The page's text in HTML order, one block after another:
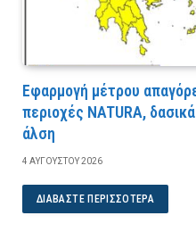
Εφαρμογή μέτρου
περιοχές NATURA,
άλση
4 ΑΥΓΟΎΣΤΟΥ 2026
ΔΙΑΒΆΣΤΕ ΠΕΡΙΣΣΌΤΕΡΑ